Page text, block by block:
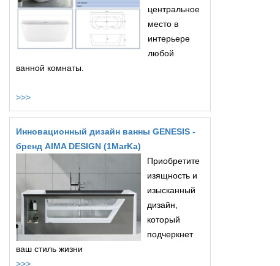
центральное
место в
интерьере
любой
ванной комнаты.
>>>
Инновационный дизайн ванны GENESIS -
бренд AIMA DESIGN (1MarKa)
Приобретите
изящность и
изысканный
дизайн,
который
подчеркнет
ваш стиль жизни
>>>